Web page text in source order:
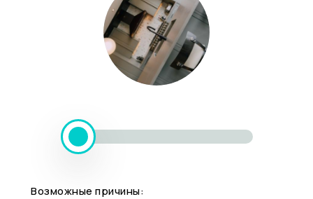
Возможные причины: